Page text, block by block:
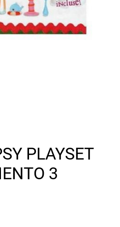
PLAYSET
3